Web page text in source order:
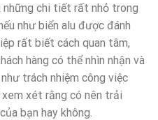
những chi tiết rất nhỏ trong
như biển alu được đánh
rất biết cách quan tâm,
hàng có thể nhìn nhận và
trách nhiệm công việc
xét rằng có nên trải
bạn hay không.